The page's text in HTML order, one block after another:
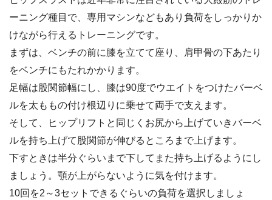
ーニング種目で、専用マシンなどもあり負荷をしっかりか
けながら行えるトレーニングです。
まずは、ベンチの前に膝を立てて座り、肩甲骨の下あたり
をベンチにもたれかかります。
足幅は股関節幅にし、膝は90度でウエイトをつけたバーベ
ルを太ももの付け根辺りに乗せて両手で支えます。
そして、ヒップリフトと同じくお尻から上げていきバーベ
ルを持ち上げて股関節が伸びるところまで上げます。
下すときは半分ぐらいまで下してまた持ち上げるようにし
ましょう。顎が上がらないように気を付けます。
10回を2～3セットできるぐらいの負荷を選択しましょ